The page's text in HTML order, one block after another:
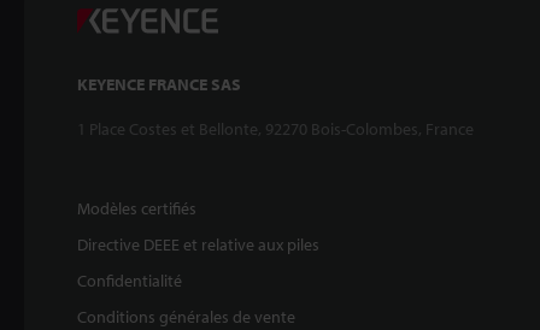
KEYENCE FRANCE SAS
1 Place Costes et Bellonte, 92270 Bois-Colombes, France
Modèles certifiés
Directive DEEE et relative aux piles
Confidentialité
Conditions générales de vente